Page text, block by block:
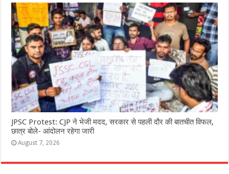
JPSC Protest: CJP ने भेजी मदद, सरकार से पहली दौर की बातचीत विफल,
छात्र बोले- आंदोलन रहेगा जारी
August 7, 2026